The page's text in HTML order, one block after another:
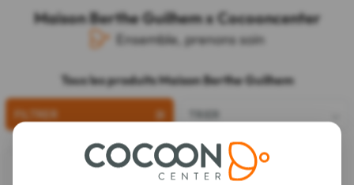
Maison Berthe Guilhem x Cocooncenter
Ensemble, prenons soin
Tous les produits Maison Berthe Guilhem
FILTRER
Épuisé